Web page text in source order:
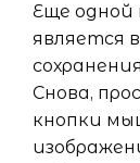
Еще одной
является
Снова,
кнопки